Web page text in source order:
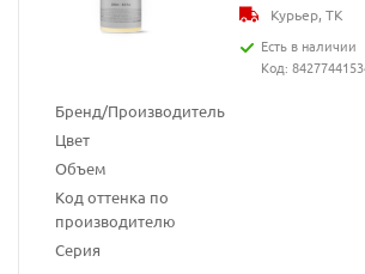
Бренд/Производитель
Цвет
Объем
Код оттенка по
производителю
Серия
Курьер, ТК
Есть в наличии
Код: